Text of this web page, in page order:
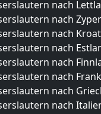
nach
nach
nach
nach
nach
nach
nach
nach